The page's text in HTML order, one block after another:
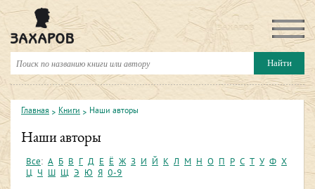
Главная Книги Наши авторы
Наши авторы
Все: А Б В Г Д Е Ё Ж З И Й К Л М Н О П Р С Т У Ф Х
Ц Ч Ш Щ Э Ю Я 0-9